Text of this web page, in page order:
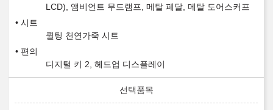
LCD), 앰비언트 무드램프, 메탈 페달, 메탈 도어스커프
시트
퀼팅 천연가죽 시트
편의
디지털 키 2, 헤드업 디스플레이